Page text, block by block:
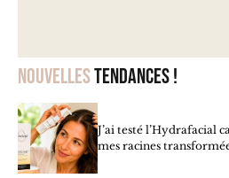
Nouvellestendances !
J’ai testé l’Hydrafacial
mes racines